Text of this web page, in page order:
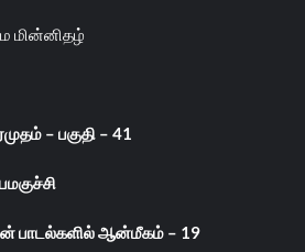
மின்னிதழ்
– பகுதி – 41
பாடல்களில் ஆன்மீகம் – 19